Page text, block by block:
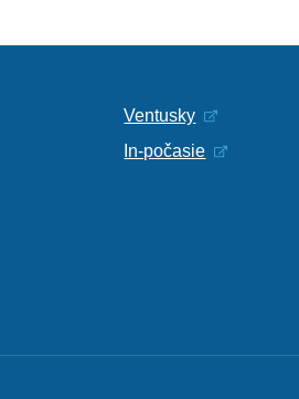
Ventusky
In-počasie